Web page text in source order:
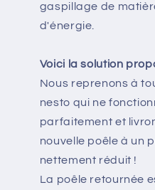
gaspillage de
d'énergie.
Voici la solution
Nous reprenons à
nesto qui ne
parfaitement et
nouvelle poêle à un
nettement réduit !
La poêle retournée